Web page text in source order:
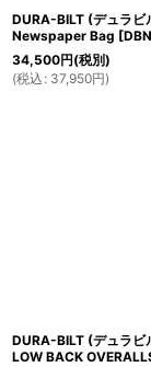
DURA-BILT (デュラビ
Newspaper Bag [
34,500円(税別)
(税込 : 37,950円)
DURA-BILT (デュラビ
LOW BACK